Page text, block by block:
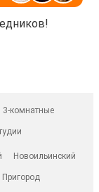
3-комнатные
Новоильинский
Пригород